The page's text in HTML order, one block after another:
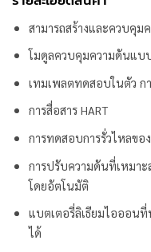
สามารถสร้างและควบคุม
โมดูลควบคุมความดันแบ
เทมเพลตทดสอบในตัว ก
การสื่อสาร HART
การทดสอบการรั่วไหลขอ
การปรับความดันที่เหมาะ
โดยอัตโนมัติ
แบตเตอรี่ลิเธียมไอออน
ได้